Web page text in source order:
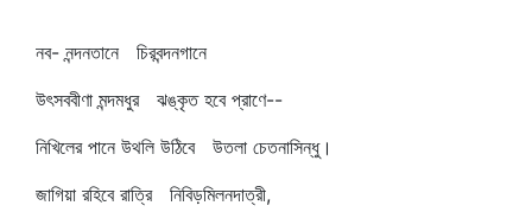
নব- নন্দনতানে চিরবন্দনগানে
উৎসববীণা মন্দমধুর ঝঙ্কৃত হবে প্রাণে--
নিখিলের পানে উথলি উঠিবে উতলা চেতনাসিন্ধু।
জাগিয়া রহিবে রাত্রি নিবিড়মিলনদাত্রী,